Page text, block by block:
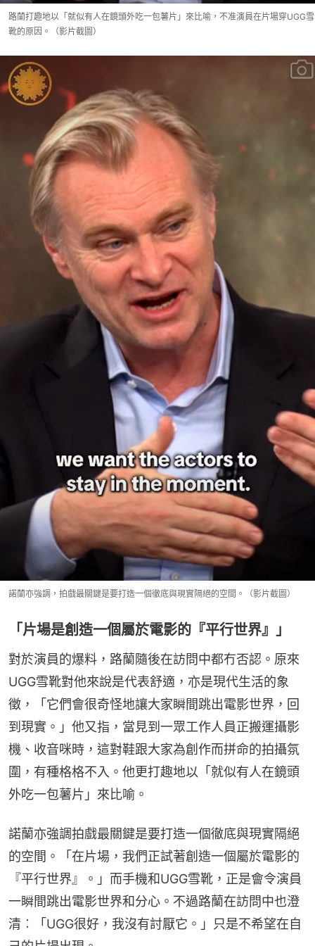
路蘭打趣地以「就似有人在鏡頭外吃一包薯片」來比喻，不准演員在片場穿UGG雪
靴的原因。（影片截圖）
諾蘭亦強調，拍戲最關鍵是要打造一個徹底與現實隔絕的空間。（影片截圖）
「片場是創造一個屬於電影的『平行世界』」
對於演員的爆料，路蘭隨後在訪問中都冇否認。原來
UGG雪靴對他來說是代表舒適，亦是現代生活的象
徵，「它們會很奇怪地讓大家瞬間跳出電影世界，回
到現實。」他又指，當見到一眾工作人員正搬運攝影
機、收音咪時，這對鞋跟大家為創作而拼命的拍攝氛
圍，有種格格不入。他更打趣地以「就似有人在鏡頭
外吃一包薯片」來比喻。
諾蘭亦強調拍戲最關鍵是要打造一個徹底與現實隔絕
的空間。「在片場，我們正試著創造一個屬於電影的
『平行世界』。」而手機和UGG雪靴，正是會令演員
一瞬間跳出電影世界和分心。不過路蘭在訪問中也澄
清︰「UGG很好，我沒有討厭它。」只是不希望在自